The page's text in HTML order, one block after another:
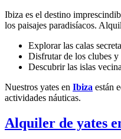
Ibiza es el destino
los paisajes paradisíacos.
Explorar las calas
Disfrutar de los clubes
Descubrir las islas
Nuestros yates en Ibiza están
actividades náuticas.
Alquiler de yates